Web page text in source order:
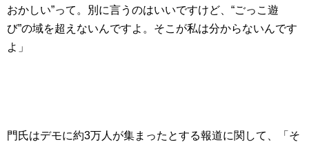
おかしい”って。別に言うのはいいですけど、“ごっこ遊
び”の域を超えないんですよ。そこが私は分からないんです
よ」
門氏はデモに約3万人が集まったとする報道に関して、「そ